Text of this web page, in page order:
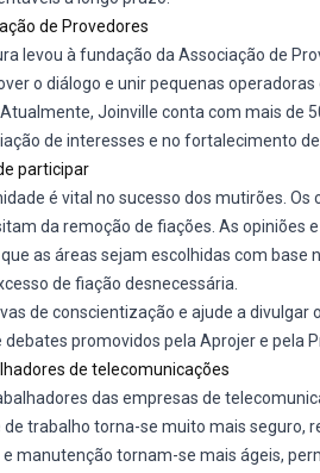
de Provedores
levou à fundação da Associação de
o diálogo e unir pequenas
Joinville conta com mais de
de interesses e no fortalecimento de
participar
é vital no sucesso dos mutirões.
da remoção de fiações. As opiniões
as áreas sejam escolhidas com base
de fiação desnecessária.
de conscientização e ajude a divulgar
debates promovidos pela Aprojer e pela
de telecomunicações
das empresas de
trabalho torna-se muito mais seguro,
manutenção tornam-se mais ágeis,